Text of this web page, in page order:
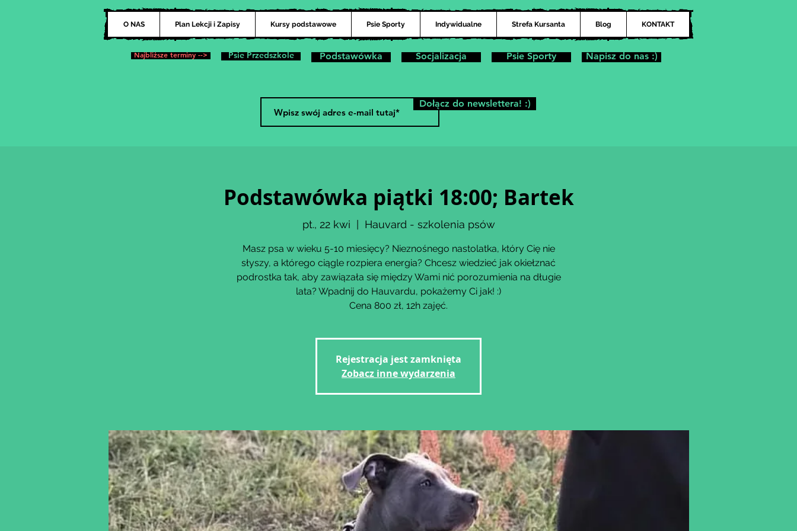
O NAS Plan Lekcji i Zapisy Kursy podstawowe Psie Sporty Indywidualne Strefa Kursanta Blog KONTAKT
Najbliższe terminy --> Psie Przedszkole Podstawówka Socjalizacja Psie Sporty Napisz do nas :)
Podstawówka piątki 18:00; Bartek
pt., 22 kwi Hauvard - szkolenia psów
Masz psa w wieku 5-10 miesięcy? Nieznośnego nastolatka, który Cię nie
słyszy, a którego ciągle rozpiera energia? Chcesz wiedzieć jak okiełznać
podrostka tak, aby zawiązała się między Wami nić porozumienia na długie
lata? Wpadnij do Hauvardu, pokażemy Ci jak! :)
Cena 800 zł, 12h zajęć.
Rejestracja jest zamknięta
Zobacz inne wydarzenia
Dołącz do newslettera! :)